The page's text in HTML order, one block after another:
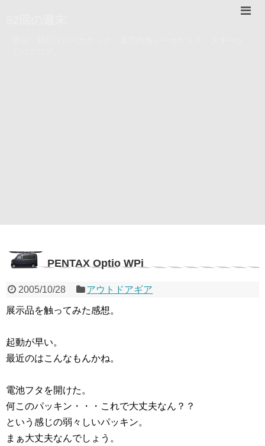
PENTAX Optio WPi
2005/10/28 アウトドアギア
展示品を触ってみた感想。
起動が早い。
最近のはこんなもんかね。
電池フタを開けた。
何このパッキン・・・これで大丈夫なん？？
という感じの弱々しいパッキン。
まぁ大丈夫なんでしょう。